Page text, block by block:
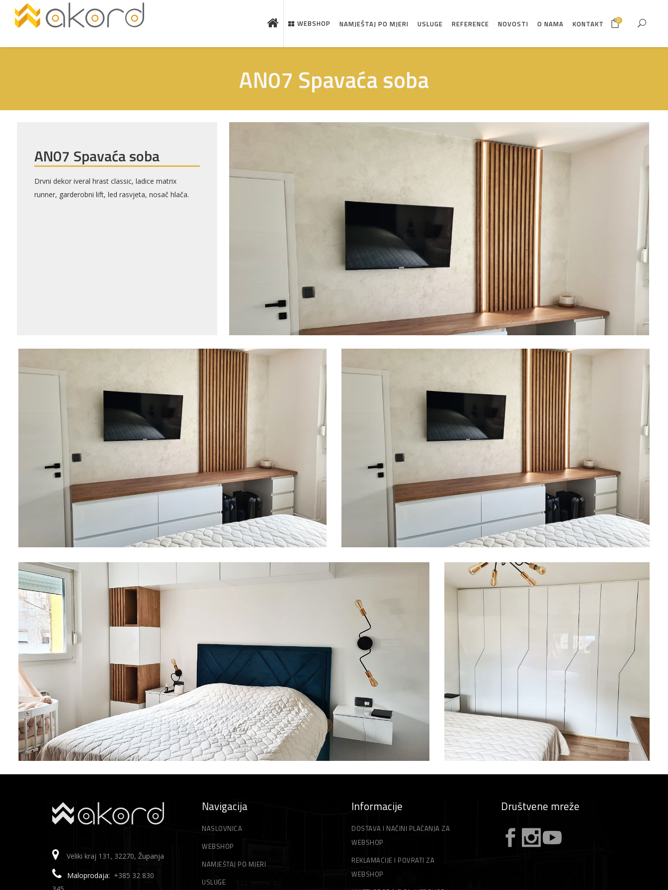
Pogledajte što je novo u ponudi
Vrt i okućnica Boje i lakovi
Vrata i
Bijela tehnika
Metalna
Elektromaterijal Vijčana roba
Okovi za
namještaj
Bicikli
WEBSHOP NAMJEŠTAJ PO MJERI USLUGE REFERENCE NOVOSTI O NAMA KONTAKT 0
AN07 Spavaća soba
AN07 Spavaća soba
Drvni dekor iveral hrast classic, ladice matrix
runner, garderobni lift, led rasvjeta, nosač hlača.
Veliki kraj 131, 32270, Županja
Maloprodaja: +385 32 830
Navigacija
NASLOVNICA
WEBSHOP
NAMJEŠTAJ PO MJERI
USLUGE
Informacije
DOSTAVA I NAČINI PLAĆANJA ZA
WEBSHOP
REKLAMACIJE I POVRATI ZA
WEBSHOP
Društvene mreže